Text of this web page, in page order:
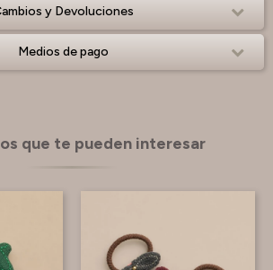
y Devoluciones
Medios de pago
que te pueden interesar